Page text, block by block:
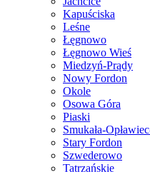
Kapuściska
Leśne
Łęgnowo
Łęgnowo Wieś
Miedzyń-Prądy
Nowy Fordon
Okole
Osowa Góra
Piaski
Smukała-
Stary Fordon
Szwederowo
Tatrzańskie